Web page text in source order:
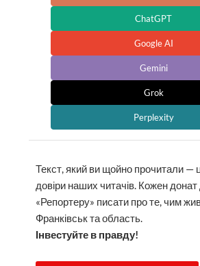
ChatGPT
Google AI
Gemini
Grok
Perplexity
Текст, який ви щойно прочитали —
довіри наших читачів. Кожен
«Репортеру» писати про те, чим
Франківськ та область.
Інвестуйте в правду!